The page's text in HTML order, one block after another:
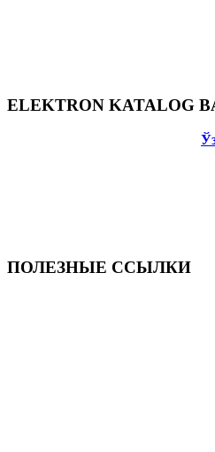
ELEKTRON KATALOG
ПОЛЕЗНЫЕ ССЫЛКИ